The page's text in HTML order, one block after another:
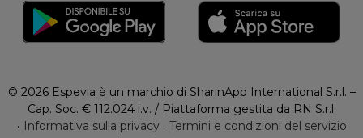
© 2026 Espevia è un marchio di SharinApp International S.r.l. –
Cap. Soc. € 112.024 i.v. / Piattaforma gestita da RN S.r.l.
· Informativa sulla privacy· Termini e condizioni del servizio